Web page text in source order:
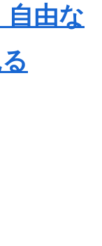
由な